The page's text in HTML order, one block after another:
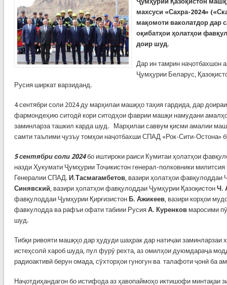
махсуси «Сахра-2024»
мақомоти ваколатдор дар
оқибатҳои ҳолатҳои
доир шуд.
Дар ин тамрин наҷотбахшон
Ҷумҳурии Беларус,
Русия ширкат варзиданд.
4 сентябри соли 2024 ду марҳилаи машқҳо таҳия гардида, дар
фармондеҳию ситодӣ кори ситодҳои фаврии машқи намудани
заминларза ташкил карда шуд. Марҳилаи саввум қисми амалии
самти таълими ҷузъу томҳои наҷотбахши СПАД «Рок-Сити-Остона»
5 сентябри соли 2024бо иштироки раиси Кумитаи ҳолатҳои
назди Ҳукумати Ҷумҳурии Тоҷикистон генерал-полковники милитсия
Генералии СПАД. И.Тасмагамбетов, вазири ҳолатҳои
Синявский, вазири ҳолатҳои фавқулоддаи Ҷумҳурии Қазоқистон Ч.
фавқулоддаи Ҷумҳурии Қирғизистон Б. Ажикеев, вазири корҳои
фавкулодда ва рафъи офати табиии Русия А. Куренковмаросими
шуд.
Тибқи ривояти машқҳо дар ҳудуди шаҳрак дар натиҷаи заминларзаи
истеҳсолӣ хароб шуда, пул фурӯ рехта, аз омилҳои дуюмдараҷа
радиоактивӣ берун омада, сӯхторҳои гуногун ва талафоти ҷонӣ ба
Наҷотдиҳандагон бо истифода аз ҳавопаймоҳо иктишофи минтақаи